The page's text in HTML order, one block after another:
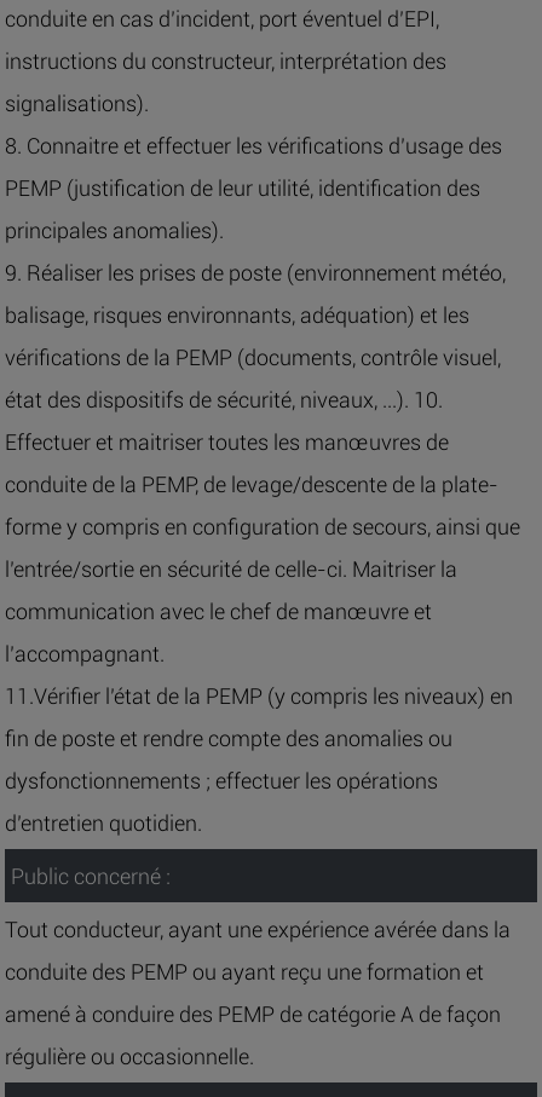
conduite en cas d’incident, port éventuel d’EPI,
instructions du constructeur, interprétation des
signalisations).
8. Connaitre et effectuer les vérifications d’usage des
PEMP (justification de leur utilité, identification des
principales anomalies).
9. Réaliser les prises de poste (environnement météo,
balisage, risques environnants, adéquation) et les
vérifications de la PEMP (documents, contrôle visuel,
état des dispositifs de sécurité, niveaux, ...). 10.
Effectuer et maitriser toutes les manœuvres de
conduite de la PEMP, de levage/descente de la plate-
forme y compris en configuration de secours, ainsi que
l’entrée/sortie en sécurité de celle-ci. Maitriser la
communication avec le chef de manœuvre et
l’accompagnant.
11.Vérifier l’état de la PEMP (y compris les niveaux) en
fin de poste et rendre compte des anomalies ou
dysfonctionnements ; effectuer les opérations
d’entretien quotidien.
Public concerné :
Tout conducteur, ayant une expérience avérée dans la
conduite des PEMP ou ayant reçu une formation et
amené à conduire des PEMP de catégorie A de façon
régulière ou occasionnelle.